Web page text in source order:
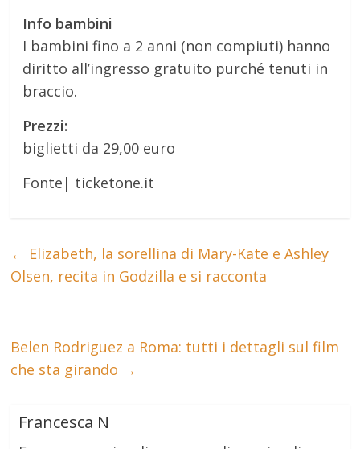
Info bambini
I bambini fino a 2 anni (non compiuti) hanno
diritto all’ingresso gratuito purché tenuti in
braccio.
Prezzi:
biglietti da 29,00 euro
Fonte| ticketone.it
← Elizabeth, la sorellina di Mary-Kate e Ashley
Olsen, recita in Godzilla e si racconta
Belen Rodriguez a Roma: tutti i dettagli sul film
che sta girando →
Francesca N